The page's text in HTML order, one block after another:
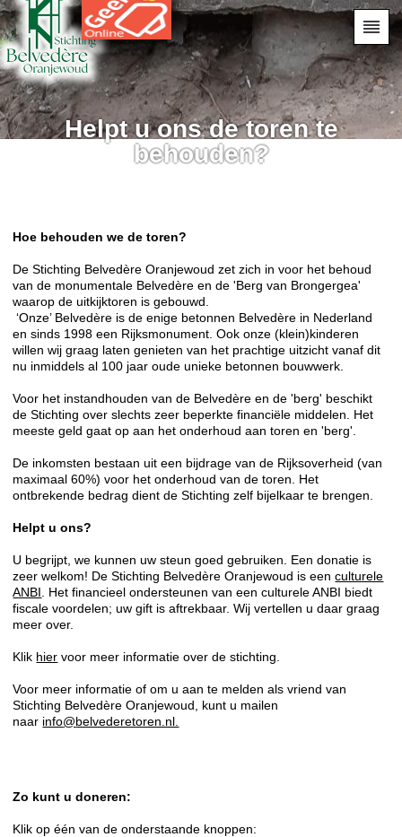
Helpt u ons de toren te
behouden?
Hoe behouden we de toren?
De Stichting Belvedère Oranjewoud zet zich in voor het behoud
van de monumentale Belvedère en de 'Berg van Brongergea'
waarop de uitkijktoren is gebouwd.
‘Onze’ Belvedère is de enige betonnen Belvedère in Nederland
en sinds 1998 een Rijksmonument. Ook onze (klein)kinderen
willen wij graag laten genieten van het prachtige uitzicht vanaf dit
nu inmiddels al 100 jaar oude unieke betonnen bouwwerk.
Voor het instandhouden van de Belvedère en de 'berg' beschikt
de Stichting over slechts zeer beperkte financiële middelen. Het
meeste geld gaat op aan het onderhoud aan toren en 'berg'.
De inkomsten bestaan uit een bijdrage van de Rijksoverheid (van
maximaal 60%) voor het onderhoud van de toren. Het
ontbrekende bedrag dient de Stichting zelf bijelkaar te brengen.
Helpt u ons?
U begrijpt, we kunnen uw steun goed gebruiken. Een donatie is
zeer welkom! De Stichting Belvedère Oranjewoud is eenculturele
ANBI . Het financieel ondersteunen van een culturele ANBI biedt
fiscale voordelen; uw gift is aftrekbaar. Wij vertellen u daar graag
meer over.
Klik hier voor meer informatie over de stichting.
Voor meer informatie of om u aan te melden als vriend van
Stichting Belvedère Oranjewoud, kunt u mailen
naar info@belvederetoren.nl.
Zo kunt u doneren:
Klik op één van de onderstaande knoppen: